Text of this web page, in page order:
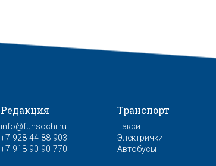
Редакция
info@funsochi.ru
+7-928-44-88-903
+7-918-90-90-770
Транспорт
Такси
Электрички
Автобусы